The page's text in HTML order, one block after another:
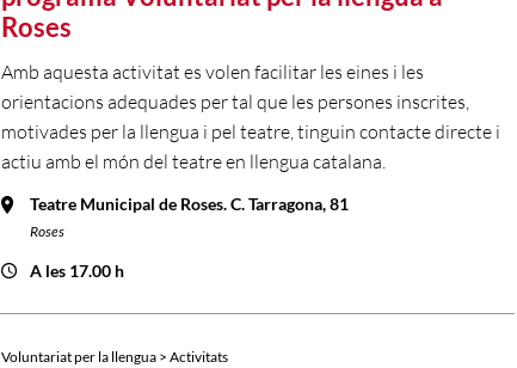
Roses
Amb aquesta activitat es volen facilitar les eines i les
orientacions adequades per tal que les persones inscrites,
motivades per la llengua i pel teatre, tinguin contacte directe i
actiu amb el món del teatre en llengua catalana.
Teatre Municipal de Roses. C. Tarragona, 81
Roses
A les 17.00 h
Voluntariat per la llengua > Activitats